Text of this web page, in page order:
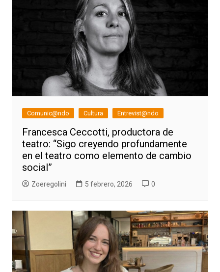
Comunic@ndo Cultura Entrevist@ndo
Francesca Ceccotti, productora de
teatro: “Sigo creyendo profundamente
en el teatro como elemento de cambio
social”
Zoeregolini 5 febrero, 2026 0